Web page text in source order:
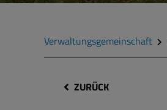
Verwaltungsgemeinschaft
ZURÜCK